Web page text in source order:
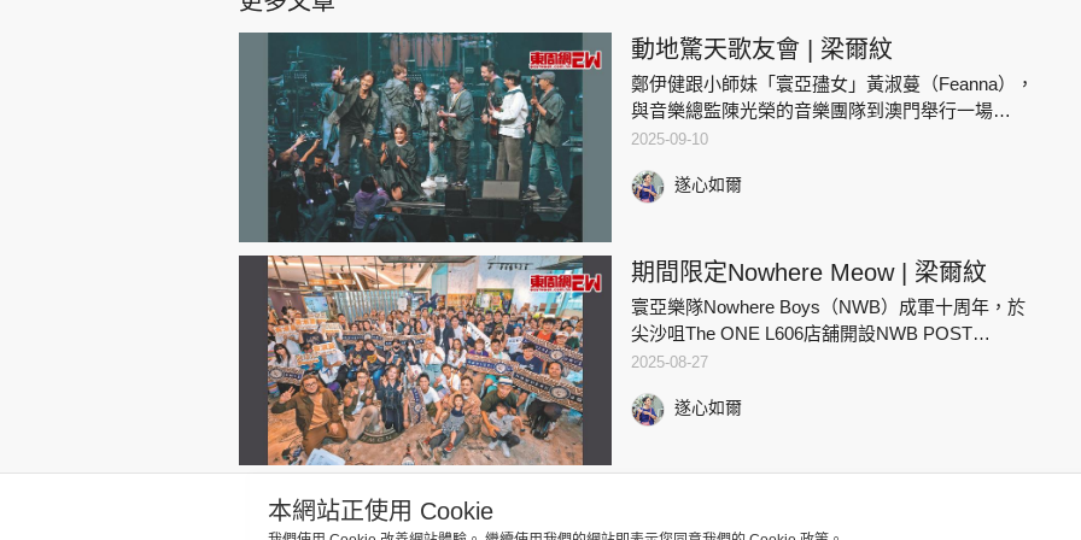
動地驚天歌友會 | 梁爾紋
鄭伊健跟小師妹「寰亞孻女」黃淑蔓（Feanna），
與音樂總監陳光榮的音樂團隊到澳門舉行一場
「ENCOUNTER WITH EKIN遇見鄭伊健美高梅音
人耳目一
2025-09-10
遂心如爾
期間限定Nowhere Meow | 梁爾紋
寰亞樂隊Nowhere Boys（NWB）成軍十周年，於
尖沙咀The ONE L606店舖開設NWB POST
OFFICE「給十周年的概念店」，邀請師姐「寰亞
2025-08-27
遂心如爾
本網站正使用 Cookie